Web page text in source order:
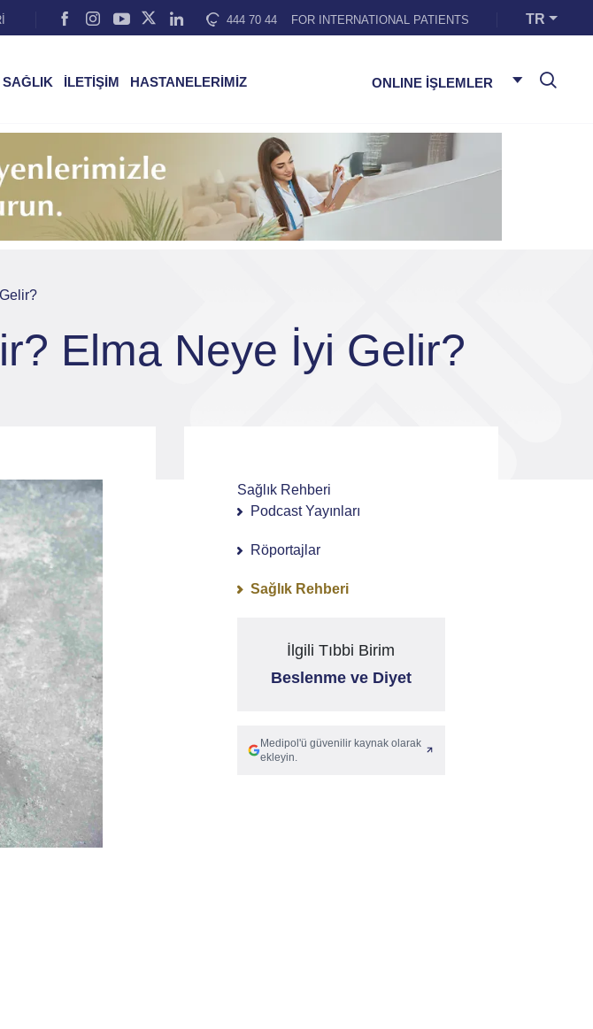
444 70 44 FOR INTERNATIONAL PATIENTS TR
SAĞLIK İLETİŞİM HASTANELERİMİZ ONLINE İŞLEMLER
Elma Neye İyi Gelir?
Sağlık Rehberi
Podcast Yayınları
Röportajlar
Sağlık Rehberi
İlgili Tıbbi Birim
Beslenme ve Diyet
Medipol'ü güvenilir kaynak olarak
ekleyin.